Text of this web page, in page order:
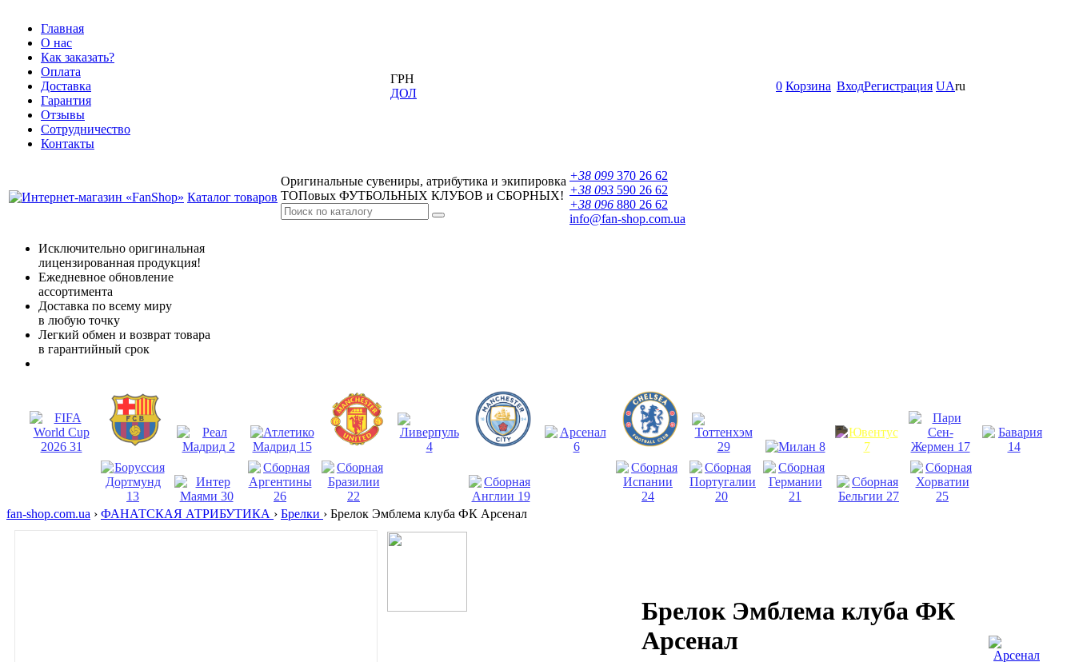
Главная
О нас
Как заказать?
Оплата
Доставка
Гарантия
Отзывы
Сотрудничество
Контакты
ГРН
ДОЛ
0 Корзина ВходРегистрация UAru
Каталог товаров
Оригинальные сувениры, атрибутика и экипировка
ТОПовых ФУТБОЛЬНЫХ КЛУБОВ и СБОРНЫХ!
+38 099 370 26 62
+38 093 590 26 62
+38 096 880 26 62
info@fan-shop.com.ua
Исключительно оригинальная
лицензированная продукция!
Ежедневное обновление
ассортимента
Доставка по всему миру
в любую точку
Легкий обмен и возврат товара
в гарантийный срок
fan-shop.com.ua › ФАНАТСКАЯ АТРИБУТИКА › Брелки › Брелок Эмблема клуба ФК Арсенал
Брелок Эмблема клуба ФК
Арсенал